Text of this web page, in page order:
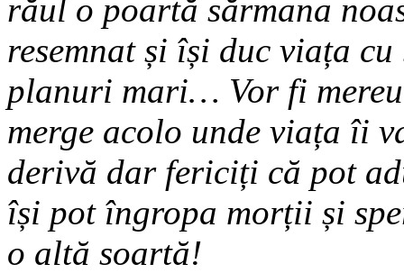
răul o poartă sărmana
resemnat și își duc viața
planuri mari… Vor fi
merge acolo unde viața îi
derivă dar fericiți că pot
își pot îngropa morții și
o altă soartă!